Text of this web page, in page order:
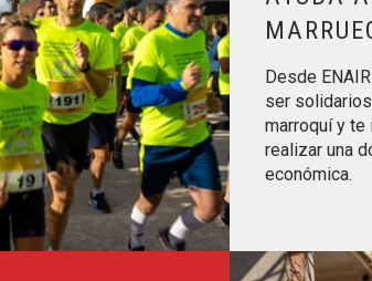
Desde
ser
marroquí y te
realizar una
económica.
Leer más sobre